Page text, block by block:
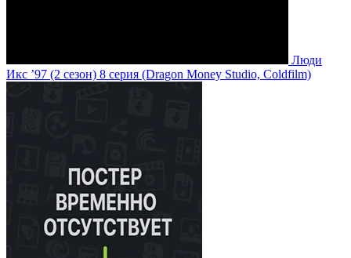
Люди
Икс ’97 (2 сезон) 8 серия (Dragon Money Studio, Coldfilm)